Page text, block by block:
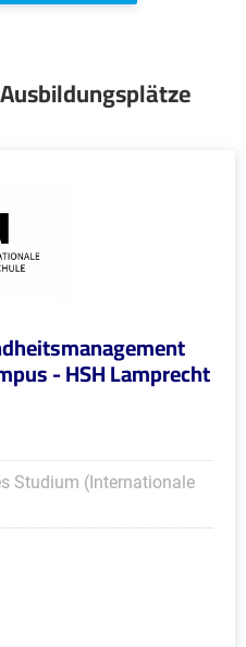
- HSH Lamprecht
Studium (Internationale